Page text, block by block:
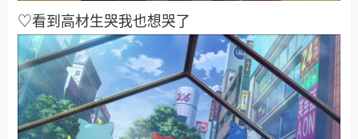
♡看到高材生哭我也想哭了